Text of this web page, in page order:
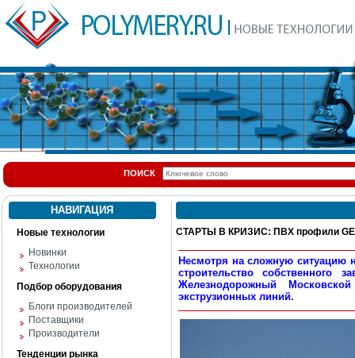
ПОИСК
НАВИГАЦИЯ
Новые технологии
Новинки
Технологии
Подбор оборудования
Блоги производителей
Поставщики
Производители
Тенденции рынка
СТАРТЫ В КРИЗИС: ПВХ профили
Несмотря на сложную ситуацию
строительство
Железнодорожный
экструзионных линий.